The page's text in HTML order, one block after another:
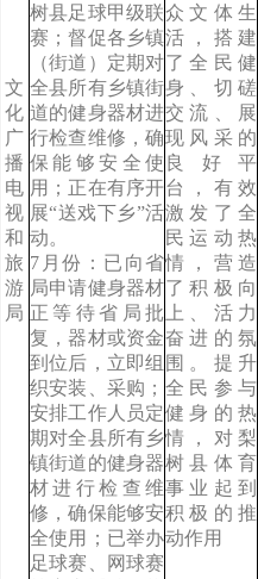
文
化
广
播
电
视
和
旅
游
局
树县足球甲级联
赛；督促各乡镇
（街道）定期对
全县所有乡镇街
道的健身器材进
行检查维修，确
保能够安全使
用；正在有序开
展“送戏下乡”活
动。
7月份：已向省
局申请健身器材
正等待省局批
复，器材或资金
到位后，立即组
织安装、采购；
安排工作人员定
期对全县所有乡
镇街道的健身器
材进行检查维
修，确保能够安
全使用；已举办
足球赛、网球赛
众文体生
活，搭建
了全民健
身、切磋
交流、展
现风采的
良好平
台，有效
激发了全
民运动热
情，营造
了积极向
上、活力
奋进的氛
围。提升
全民参与
健身的热
情，对梨
树县体育
事业起到
积极的推
动作用